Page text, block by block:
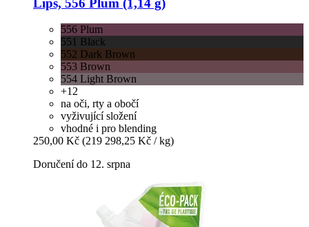
556 Plum
551 Black
552 Dark Brown
553 Brown
554 Light Brown
+12
na oči, rty a obočí
vyživující složení
vhodné i pro blending
250,00 Kč (219 298,25 Kč / kg)
Doručení do 12. srpna